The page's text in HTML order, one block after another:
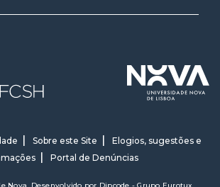
Sobre este Site
Elogios, sugestões e
Portal de Denúncias